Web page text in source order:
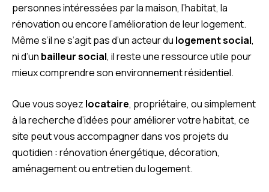
personnes intéressées par la maison, l’habitat, la
rénovation ou encore l’amélioration de leur logement.
Même s’il ne s’agit pas d’un acteur du logement social,
ni d’un bailleur social, il reste une ressource utile pour
mieux comprendre son environnement résidentiel.
Que vous soyez locataire, propriétaire, ou simplement
à la recherche d’idées pour améliorer votre habitat, ce
site peut vous accompagner dans vos projets du
quotidien : rénovation énergétique, décoration,
aménagement ou entretien du logement.